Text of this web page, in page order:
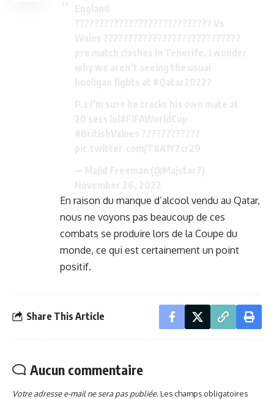
En raison du manque d’alcool vendu au Qatar,
nous ne voyons pas beaucoup de ces
combats se produire lors de la Coupe du
monde, ce qui est certainement un point
positif.
Share This Article
Aucun commentaire
Votre adresse e-mail ne sera pas publiée.Les champs obligatoires